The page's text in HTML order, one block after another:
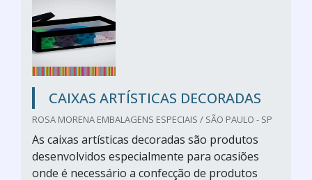
CAIXAS ARTÍSTICAS DECORADAS
ROSA MORENA EMBALAGENS ESPECIAIS / SÃO PAULO - SP
As caixas artísticas decoradas são produtos
desenvolvidos especialmente para ocasiões
onde é necessário a confecção de produtos